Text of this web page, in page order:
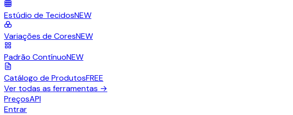
Estúdio de TecidosNEW
Variações de CoresNEW
Padrão ContínuoNEW
Catálogo de ProdutosFREE
Ver todas as ferramentas →
PreçosAPI
Entrar